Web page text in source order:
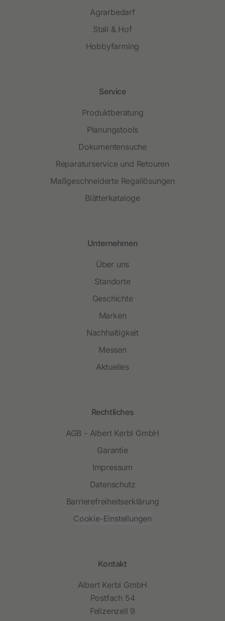
Agrarbedarf
Stall & Hof
Hobbyfarming
Service
Produktberatung
Planungstools
Dokumentensuche
Reparaturservice und Retouren
Maßgeschneiderte Regallösungen
Blätterkataloge
Unternehmen
Über uns
Standorte
Geschichte
Marken
Nachhaltigkeit
Messen
Aktuelles
Rechtliches
AGB - Albert Kerbl GmbH
Garantie
Impressum
Datenschutz
Barrierefreiheitserklärung
Cookie-Einstellungen
Kontakt
Albert Kerbl GmbH
Postfach 54
Felizenzell 9